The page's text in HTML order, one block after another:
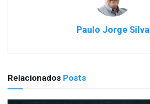
Paulo Jorge Silva
Relacionados Posts